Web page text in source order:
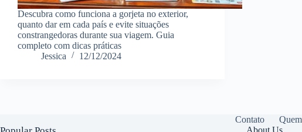
Descubra como funciona a gorjeta no exterior,
quanto dar em cada país e evite situações
constrangedoras durante sua viagem. Guia
completo com dicas práticas
Jessica
12/12/2024
Contato